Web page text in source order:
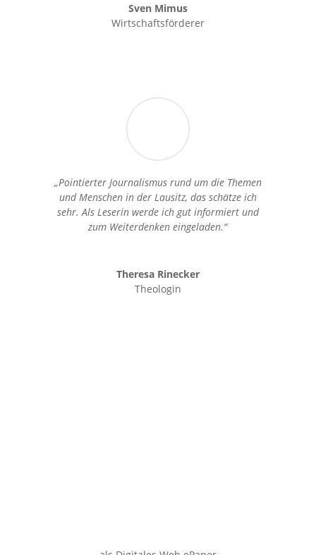
Sven Mimus
Wirtschaftsförderer
„Pointierter Journalismus rund um die Themen
und Menschen in der Lausitz, das schätze ich
sehr. Als Leserin werde ich gut informiert und
zum Weiterdenken eingeladen.“
Theresa Rinecker
Theologin